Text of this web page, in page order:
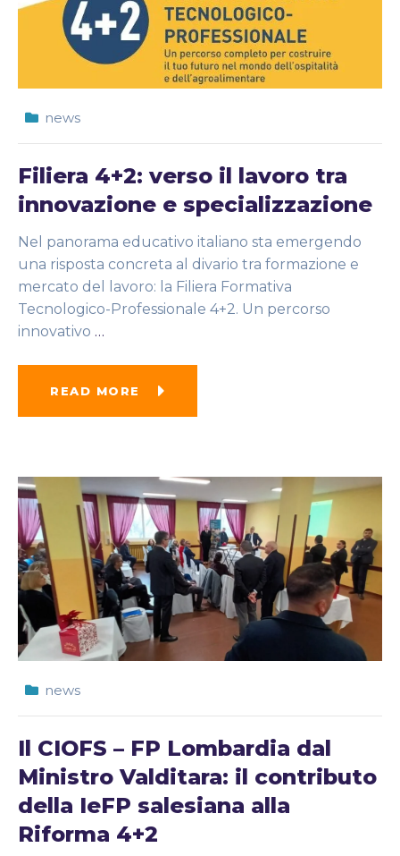
news
Filiera 4+2: verso il lavoro tra
innovazione e specializzazione
Nel panorama educativo italiano sta emergendo
una risposta concreta al divario tra formazione e
mercato del lavoro: la Filiera Formativa
Tecnologico-Professionale 4+2. Un percorso
innovativo …
READ MORE
news
Il CIOFS – FP Lombardia dal
Ministro Valditara: il contributo
della IeFP salesiana alla
Riforma 4+2